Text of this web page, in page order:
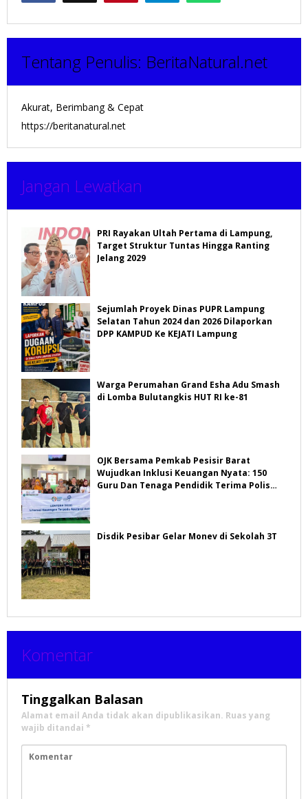
Tentang Penulis: BeritaNatural.net
Akurat, Berimbang & Cepat
https://beritanatural.net
Jangan Lewatkan
PRI Rayakan Ultah Pertama di Lampung,
Target Struktur Tuntas Hingga Ranting
Jelang 2029
Sejumlah Proyek Dinas PUPR Lampung
Selatan Tahun 2024 dan 2026 Dilaporkan
DPP KAMPUD Ke KEJATI Lampung
Warga Perumahan Grand Esha Adu Smash
di Lomba Bulutangkis HUT RI ke-81
OJK Bersama Pemkab Pesisir Barat
Wujudkan Inklusi Keuangan Nyata: 150
Guru Dan Tenaga Pendidik Terima Polis
Disdik Pesibar Gelar Monev di Sekolah 3T
Komentar
Tinggalkan Balasan
Alamat email Anda tidak akan dipublikasikan. Ruas yang
wajib ditandai *